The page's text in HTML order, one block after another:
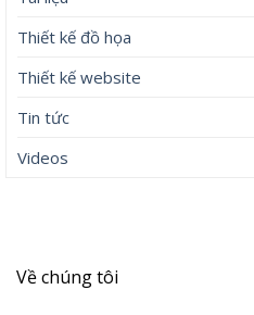
Thiết kế đồ họa
Thiết kế website
Tin tức
Videos
Về chúng tôi